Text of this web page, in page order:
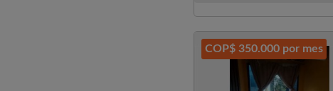
COP$ 350.000 por mes